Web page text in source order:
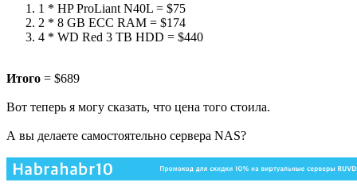
1 * HP ProLiant N40L = $75
2 * 8 GB ECC RAM = $174
4 * WD Red 3 TB HDD = $440
Итого = $689
Вот теперь я могу сказать, что цена того стоила.
А вы делаете самостоятельно сервера NAS?